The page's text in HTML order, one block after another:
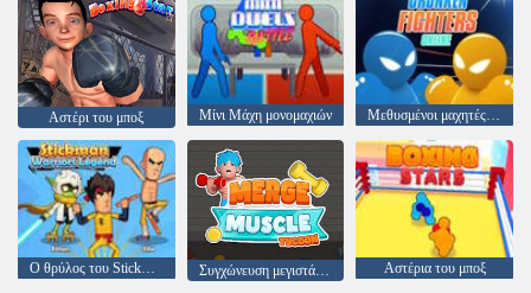
Αστέρι του μποξ Μίνι Μάχη μονομαχιών Μεθυσμένοι μαχητές στο διαδίκτυο
Ο θρύλος του Stickman Warriors Συγχώνευση μεγιστάνα μυών Αστέρια του μποξ